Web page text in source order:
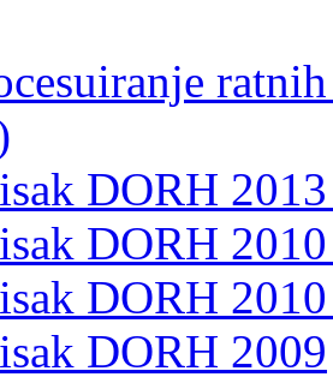
DORH
DORH
DORH
DORH 2009